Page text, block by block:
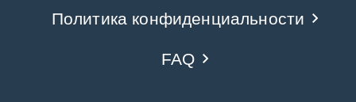
Политика конфиденциальности
FAQ